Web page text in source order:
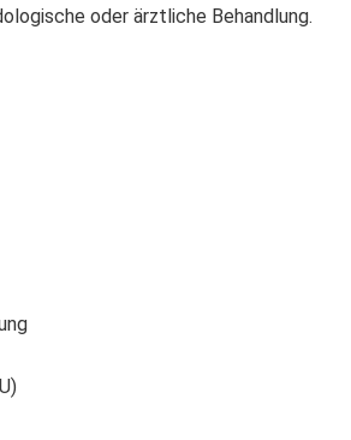
oder ärztliche Behandlung.